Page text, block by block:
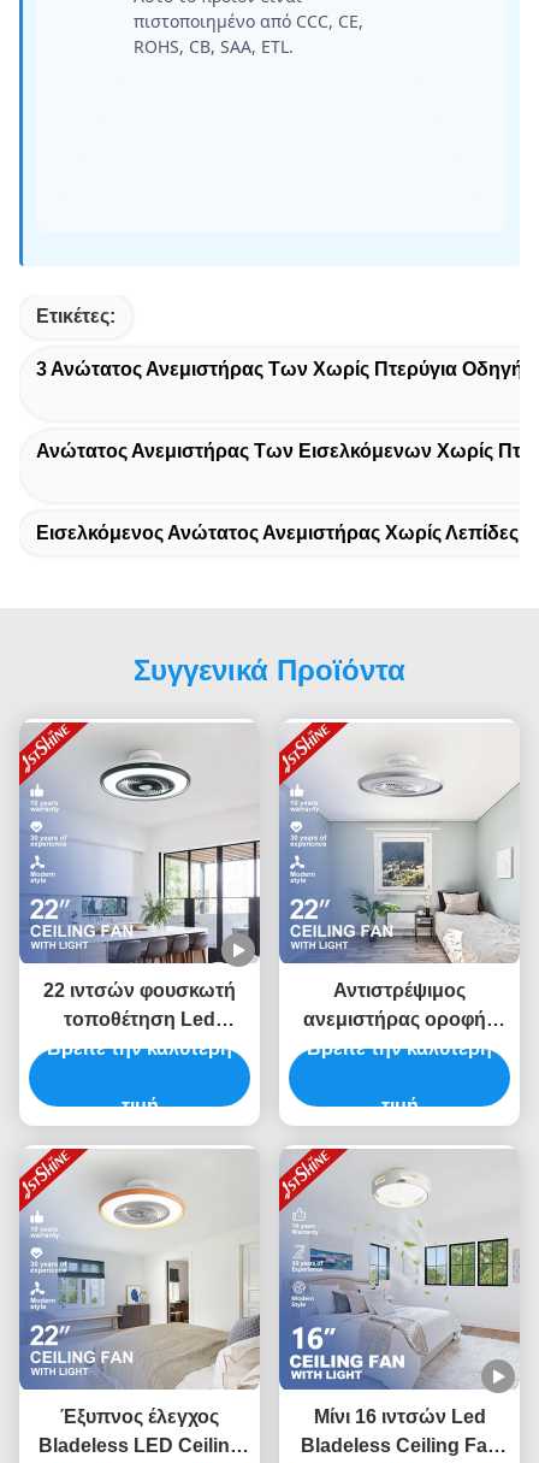
πιστοποιημένο από CCC, CE,
ROHS, CB, SAA, ETL.
Ετικέτες:
3 Ανώτατος Ανεμιστήρας Των Χωρίς Πτερύγια
Ανώτατος Ανεμιστήρας Των Εισελκόμενων Χωρίς
Εισελκόμενος Ανώτατος Ανεμιστήρας Χωρίς Λεπίδες
Συγγενικά Προϊόντα
22 ιντσών φουσκωτή
τοποθέτηση Led
bladeless οροφή
προφίλ dimming φως
Βρείτε την καλύτερη
τιμή
Αντιστρέψιμος
ανεμιστήρας οροφής
χωρίς λεπίδα με
χαμηλώσιμο φως
Βρείτε την καλύτερη
τιμή
Έξυπνος έλεγχος
Bladeless LED Ceiling
Μίνι 16 ιντσών Led
Bladeless Ceiling Fan